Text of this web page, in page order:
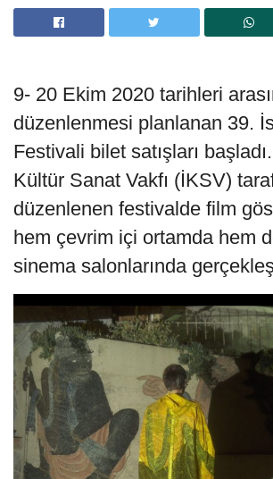
9- 20 Ekim 2020 tarihleri
düzenlenmesi planlanan 39.
Festivali bilet satışları
Kültür Sanat Vakfı (İKSV)
düzenlenen festivalde film
hem çevrim içi ortamda hem
sinema salonlarında